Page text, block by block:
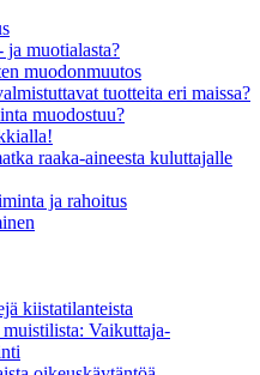
muotialasta?
muodonmuutos
tuotteita eri maissa?
muodostuu?
raaka-aineesta kuluttajalle
ja rahoitus
kiistatilanteista
Vaikuttaja­